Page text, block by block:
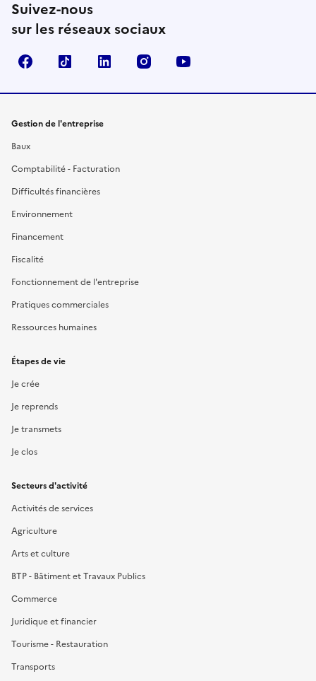
Suivez-nous
sur les réseaux sociaux
FacebookTikTok Linkedin Instagram
Gestion de l'entreprise
Baux
Comptabilité - Facturation
Difficultés financières
Environnement
Financement
Fiscalité
Fonctionnement de l'entreprise
Pratiques commerciales
Ressources humaines
Étapes de vie
Je crée
Je reprends
Je transmets
Je clos
Secteurs d'activité
Activités de services
Agriculture
Arts et culture
BTP - Bâtiment et Travaux Publics
Commerce
Juridique et financier
Tourisme - Restauration
Transports